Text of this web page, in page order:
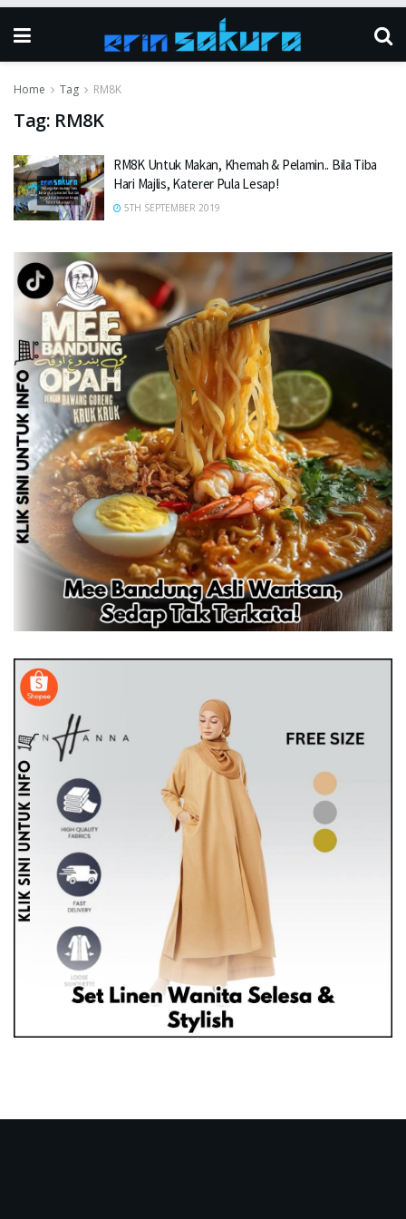
Home Tag RM8K
Tag: RM8K
RM8K Untuk Makan, Khemah & Pelamin.. Bila Tiba
Hari Majlis, Katerer Pula Lesap!
5TH SEPTEMBER 2019